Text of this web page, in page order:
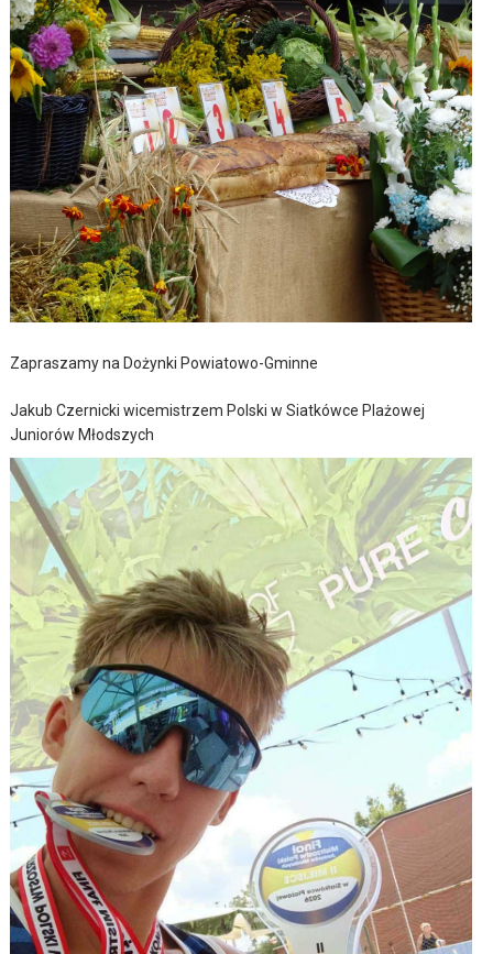
Zapraszamy na Dożynki Powiatowo-Gminne
Jakub Czernicki wicemistrzem Polski w Siatkówce Plażowej
Juniorów Młodszych